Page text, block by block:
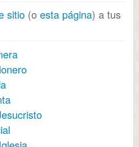
sitio (o esta página) a tus